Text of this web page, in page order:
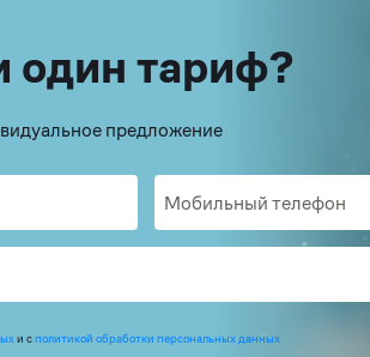
один тариф?
предложение
и сполитикой обработки персональных данных